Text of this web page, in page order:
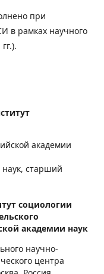
при
в рамках научного
академии
наук, старший
социологии
академии наук
научно-
центра